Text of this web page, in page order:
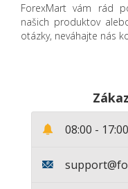
ForexMart vám rád
našich produktov
otázky, neváhajte nás
08:00 - 17:00